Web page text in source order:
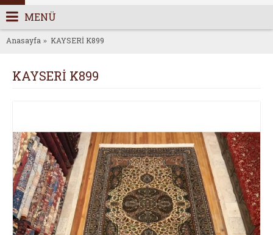
MENÜ
Anasayfa KAYSERİ K899
KAYSERİ K899